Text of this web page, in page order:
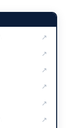
↗
↗
↗
↗
↗
↗